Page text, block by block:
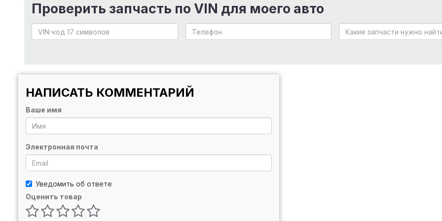
Проверить запчасть по VIN для моего авто
НАПИСАТЬ КОММЕНТАРИЙ
Ваше имя
Электронная почта
Уведомить об ответе
Оценить товар